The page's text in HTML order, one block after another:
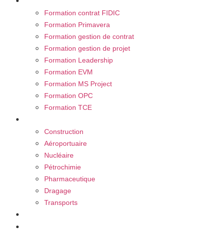
Formation contrat FIDIC
Formation Primavera
Formation gestion de contrat
Formation gestion de projet
Formation Leadership
Formation EVM
Formation MS Project
Formation OPC
Formation TCE
Construction
Aéroportuaire
Nucléaire
Pétrochimie
Pharmaceutique
Dragage
Transports